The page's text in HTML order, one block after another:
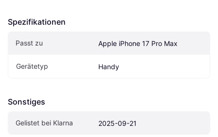
Spezifikationen
Passt zu Apple iPhone 17 Pro Max
Gerätetyp Handy
Sonstiges
Gelistet bei Klarna 2025-09-21